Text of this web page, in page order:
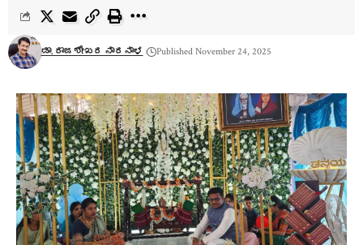
ಡಾ. ರಾಜಶೇಖರ ನಾರನಾಳ Published November 24, 2025